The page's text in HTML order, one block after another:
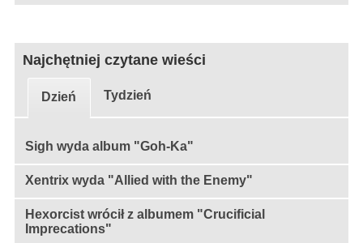
Najchętniej czytane wieści
Dzień Tydzień
Sigh wyda album "Goh-Ka"
Xentrix wyda "Allied with the Enemy"
Hexorcist wrócił z albumem "Crucificial
Imprecations"